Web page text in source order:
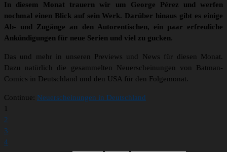
In diesem Monat trauern wir um George Pérez und werfen
nochmal einen Blick auf sein Werk. Darüber hinaus gibt es einige
Ab- und Zugänge an den Autorentischen, ein paar erfreuliche
Ankündigungen für neue Serien und viel zu gucken.
Das und mehr in unseren Previews und News für diesen Monat.
Dazu natürlich die gesammelten Neuerscheinungen von Batman-
Comics in Deutschland und den USA für den Folgemonat.
Continue: Neuerscheinungen in Deutschland
1
2
3
4